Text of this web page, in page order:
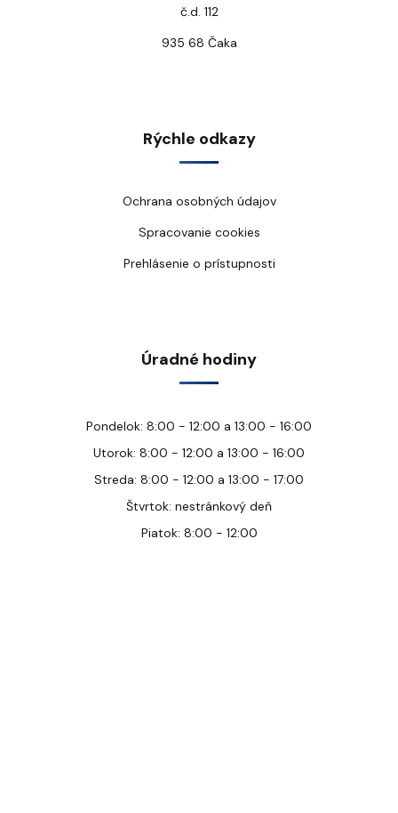
č.d. 112
935 68 Čaka
Rýchle odkazy
Ochrana osobných údajov
Spracovanie cookies
Prehlásenie o prístupnosti
Úradné hodiny
Pondelok: 8:00 - 12:00 a 13:00 - 16:00
Utorok: 8:00 - 12:00 a 13:00 - 16:00
Streda: 8:00 - 12:00 a 13:00 - 17:00
Štvrtok: nestránkový deň
Piatok: 8:00 - 12:00